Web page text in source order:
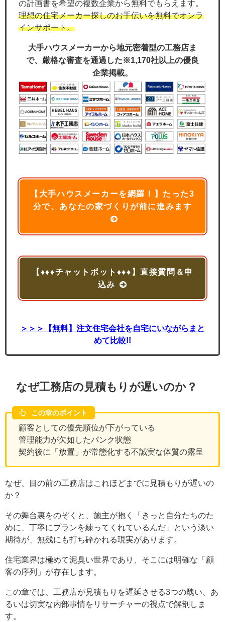
の計画書を希望の複数企業から無料でもらえます。
理想の住宅メーカー探しのお手伝いを無料でオンラ
インサポート。
大手ハウスメーカーから地元密着型の工務店ま
で、厳格な審査を通過した※1,170社以上の優良
企業掲載。
【大手ハウスメーカーを網羅！】たった3
分で、あなたの家づくりが前に進みます
【♦♦♦チャットボット♦♦♦】直接質問＆申
込み
＞＞＞【無料】注文住宅会社を自宅にいながらまと
めて比較!!
なぜ工務店の見積もりが遅いのか？
この章のポイント
顧客としての優先順位が下がっている
管理能力が欠如したパンク状態
契約後に「放置」が常態化する不誠実な体質の露呈
なぜ、目の前の工務店はこれほどまでに見積もりが遅いの
か？
その舞台裏をのぞくと、施主が抱く「きっと自分たちのた
めに、丁寧にプランを練ってくれているんだ」という淡い
期待が、無残にも打ち砕かれる現実があります。
住宅業界は極めて泥臭い世界であり、そこには明確な「顧
客の序列」が存在します。
この章では、工務店が見積もりを遅延させる3つの醜い、あ
るいは切実な内部事情をリサーチャーの視点で解剖しま
す。